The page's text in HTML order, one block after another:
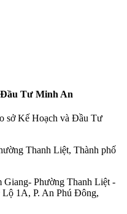
Tư Minh An
sở Kế Hoạch và Đầu Tư
Thanh Liệt, Thành phố
Phường Thanh Liệt -
1A, P. An Phú Đông,